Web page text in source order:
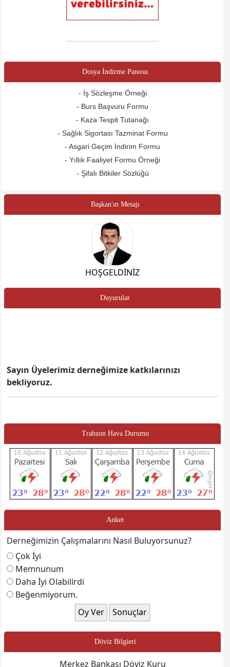
Başkan'ın Mesajı
HOŞGELDİNİZ
Duyurular
Sayın Üyelerimiz derneğimize katkılarınızı
bekliyoruz.
Trabzon Hava Durumu
Anket
Derneğimizin Çalışmalarını Nasıl Buluyorsunuz?
Çok İyi
Memnunum
Daha İyi Olabilirdi
Beğenmiyorum.
Döviz Bilgieri
Merkez Bankası Döviz Kuru
Dosya İndirme Panosu
- İş Sözleşme Örneği
- Burs Başvuru Formu
- Kaza Tespit Tutanağı
- Sağlık Sigortası Tazminat Formu
- Asgari Geçim İndirim Formu
- Yıllık Faaliyet Formu Örneği
- Şifalı Bitkiler Sözlüğü